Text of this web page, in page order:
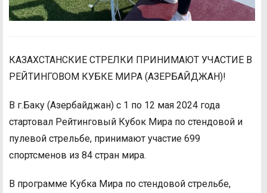
КАЗАХСТАНСКИЕ СТРЕЛКИ ПРИНИМАЮТ УЧАСТИЕ В
РЕЙТИНГОВОМ КУБКЕ МИРА (АЗЕРБАЙДЖАН)!
В г.Баку (Азербайджан) с 1 по 12 мая 2024 года
стартовал Рейтинговый Кубок Мира по стендовой и
пулевой стрельбе, принимают участие 699
спортсменов из 84 стран мира.
В программе Кубка Мира по стендовой стрельбе,